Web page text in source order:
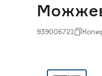
939006721